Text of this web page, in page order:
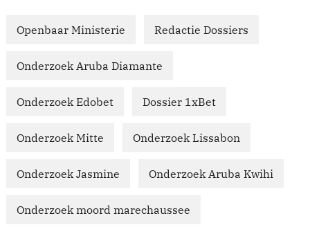
Openbaar Ministerie Redactie Dossiers
Onderzoek Aruba Diamante
Onderzoek Edobet Dossier 1xBet
Onderzoek Mitte Onderzoek Lissabon
Onderzoek Jasmine Onderzoek Aruba Kwihi
Onderzoek moord marechaussee